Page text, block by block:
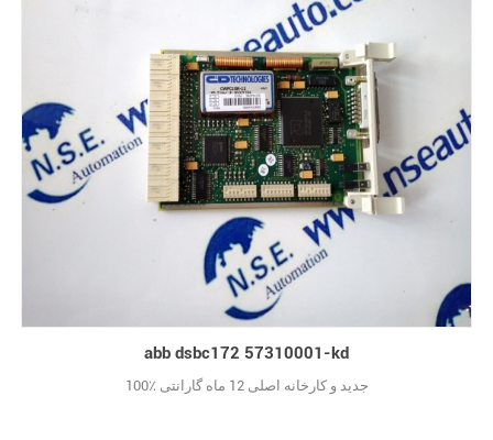
abb dsbc172 57310001-kd
100٪ جدید و کارخانه اصلی 12 ماه گارانتی